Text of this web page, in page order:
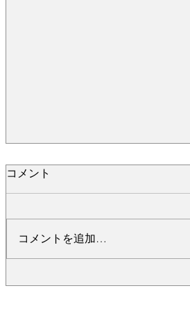
コメント
コメントを追加…